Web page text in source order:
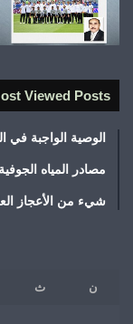
Viewed Posts
الوصية الواجبة في
مصادر المياه
شيء من الأعجاز
ن ث